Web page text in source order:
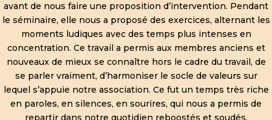
avant de nous faire une proposition d’intervention. Pendant
le séminaire, elle nous a proposé des exercices, alternant les
moments ludiques avec des temps plus intenses en
concentration. Ce travail a permis aux membres anciens et
nouveaux de mieux se connaître hors le cadre du travail, de
se parler vraiment, d’harmoniser le socle de valeurs sur
lequel s’appuie notre association. Ce fut un temps très riche
en paroles, en silences, en sourires, qui nous a permis de
repartir dans notre quotidien reboostés et soudés.